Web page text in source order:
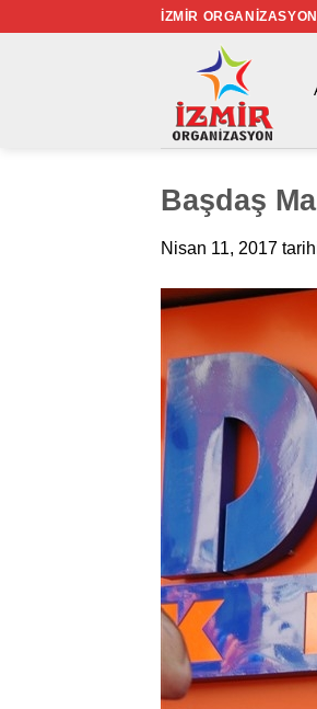
İZMIR
Başdaş
Nisan 11, 2017